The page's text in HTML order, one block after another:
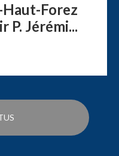
Forez
P. Jérémi...